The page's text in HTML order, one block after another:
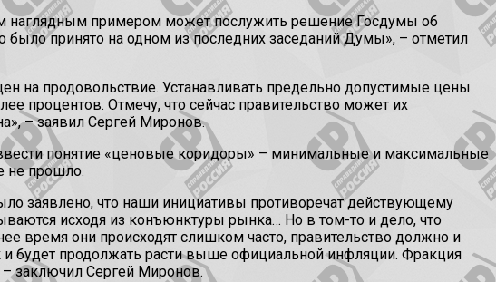
наглядным примером может послужить решение Госдумы об
было принято на одном из последних заседаний Думы», – отметил
на продовольствие. Устанавливать предельно допустимые цены
процентов. Отмечу, что сейчас правительство может их
– заявил Сергей Миронов.
понятие «ценовые коридоры» – минимальные и максимальные
не прошло.
заявлено, что наши инициативы противоречат действующему
исходя из конъюнктуры рынка… Но в том-то и дело, что
время они происходят слишком часто, правительство должно и
будет продолжать расти выше официальной инфляции. Фракция
– заключил Сергей Миронов.